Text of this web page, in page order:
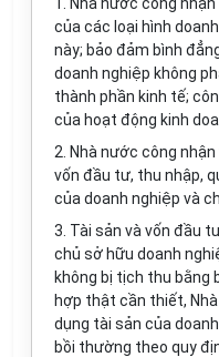
của các loại hình
này; bảo đảm bình
doanh nghiệp không
thành phần kinh tế;
của hoạt động kinh
2. Nhà nước công
vốn đầu tư, thu nhập,
của doanh nghiệp và
3. Tài sản và vốn đầu
chủ sở hữu doanh
không bị tịch thu bằng
hợp thật cần thiết,
dụng tài sản của
bồi thường theo quy